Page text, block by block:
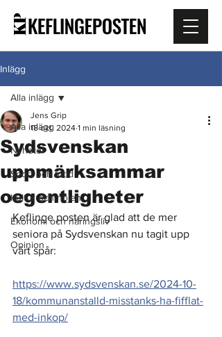
Inlägg
Alla inlägg
Nyheter
Sport och fritid
Kultur och nöjen
Ekonomi och näringsliv
Opinion
Alla inlägg
Sydsvenskan
uppmärksammar
oegentligheter
Jens Grip
18 okt. 2024 1 min läsning
Keflinge posten är glad att de mer
seniora på Sydsvenskan nu tagit upp
vårt spår:
https://www.sydsvenskan.se/2024-10-
18/kommunanstalld-misstanks-ha-fifflat-
med-inkop/